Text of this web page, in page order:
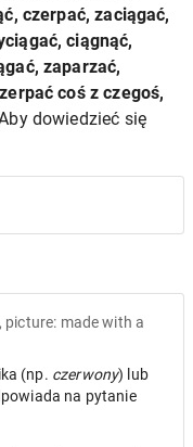
czerpać, zaciągać,
ciągnąć,
zaparzać,
coś z czegoś,
dowiedzieć się
picture: made with a
(np. czerwony) lub
na pytanie